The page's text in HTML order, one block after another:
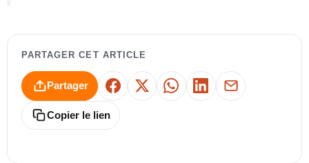
PARTAGER CET ARTICLE
Partager Facebook
X WhatsAppLinkedInE-mail
Copier le lien